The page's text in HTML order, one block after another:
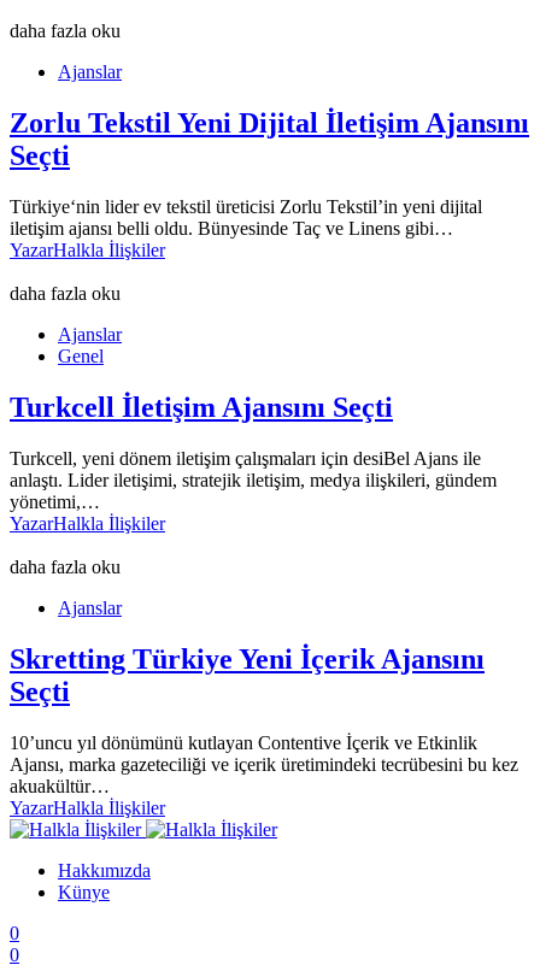
daha fazla oku
Ajanslar
Zorlu Tekstil Yeni Dijital İletişim Ajansını
Seçti
Türkiye‘nin lider ev tekstil üreticisi Zorlu Tekstil’in yeni dijital
iletişim ajansı belli oldu. Bünyesinde Taç ve Linens gibi…
YazarHalkla İlişkiler
daha fazla oku
Ajanslar
Genel
Turkcell İletişim Ajansını Seçti
Turkcell, yeni dönem iletişim çalışmaları için desiBel Ajans ile
anlaştı. Lider iletişimi, stratejik iletişim, medya ilişkileri, gündem
yönetimi,…
YazarHalkla İlişkiler
daha fazla oku
Ajanslar
Skretting Türkiye Yeni İçerik Ajansını
Seçti
10’uncu yıl dönümünü kutlayan Contentive İçerik ve Etkinlik
Ajansı, marka gazeteciliği ve içerik üretimindeki tecrübesini bu kez
akuakültür…
YazarHalkla İlişkiler
Hakkımızda
Künye
0
0